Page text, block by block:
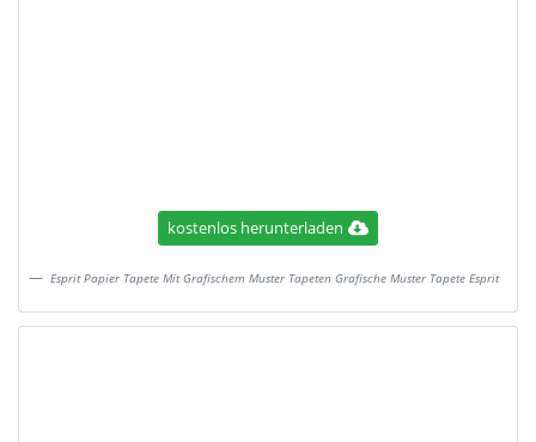
kostenlos herunterladen
Esprit Papier Tapete Mit Grafischem Muster Tapeten Grafische Muster Tapete Esprit